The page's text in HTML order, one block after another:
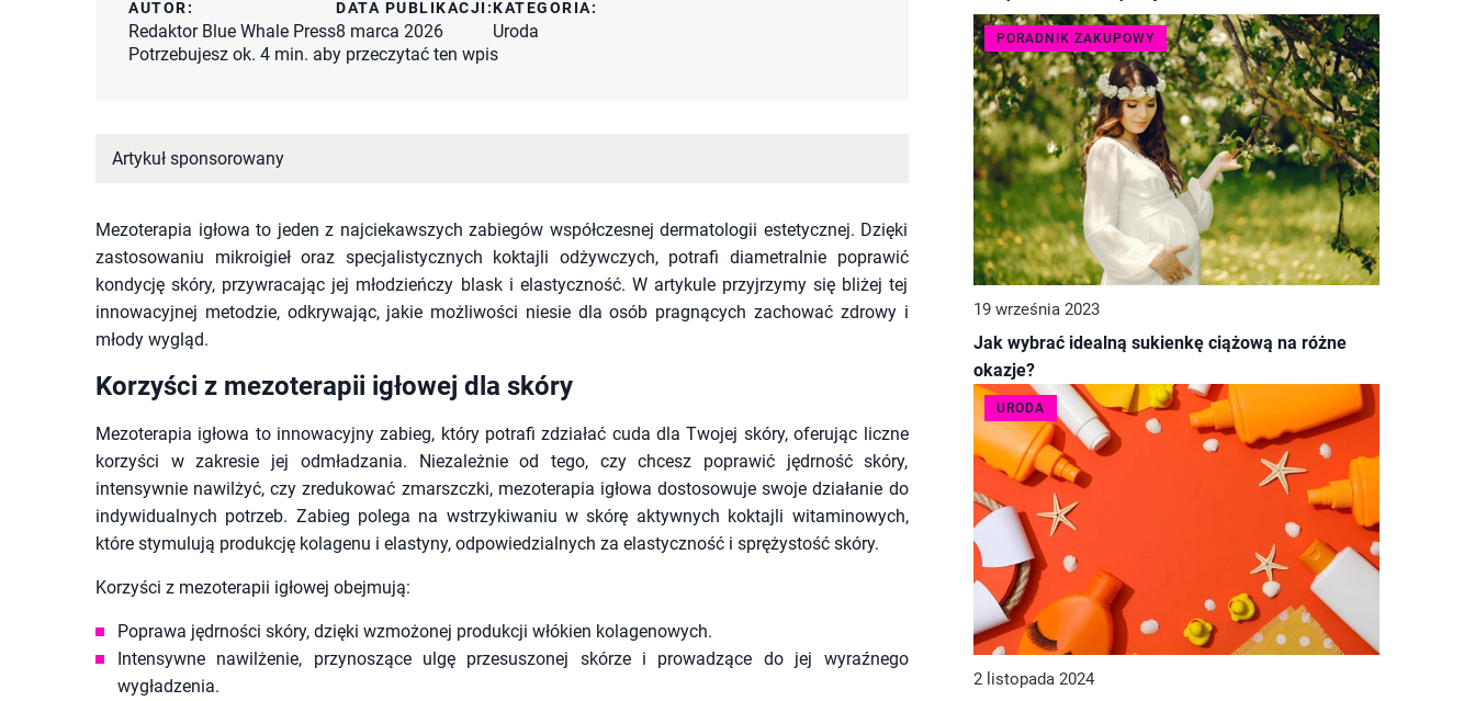
AUTOR:
Redaktor Blue Whale Press
DATA PUBLIKACJI:
8 marca 2026
KATEGORIA:
Uroda
Potrzebujesz ok. 4 min. aby przeczytać ten wpis
Artykuł sponsorowany
Mezoterapia igłowa to jeden z najciekawszych zabiegów współczesnej dermatologii estetycznej. Dzięki
zastosowaniu mikroigieł oraz specjalistycznych koktajli odżywczych, potrafi diametralnie poprawić
kondycję skóry, przywracając jej młodzieńczy blask i elastyczność. W artykule przyjrzymy się bliżej tej
innowacyjnej metodzie, odkrywając, jakie możliwości niesie dla osób pragnących zachować zdrowy i
młody wygląd.
Korzyści z mezoterapii igłowej dla skóry
Mezoterapia igłowa to innowacyjny zabieg, który potrafi zdziałać cuda dla Twojej skóry, oferując liczne
korzyści w zakresie jej odmładzania. Niezależnie od tego, czy chcesz poprawić jędrność skóry,
intensywnie nawilżyć, czy zredukować zmarszczki, mezoterapia igłowa dostosowuje swoje działanie do
indywidualnych potrzeb. Zabieg polega na wstrzykiwaniu w skórę aktywnych koktajli witaminowych,
które stymulują produkcję kolagenu i elastyny, odpowiedzialnych za elastyczność i sprężystość skóry.
Korzyści z mezoterapii igłowej obejmują:
Poprawa jędrności skóry, dzięki wzmożonej produkcji włókien kolagenowych.
Intensywne nawilżenie, przynoszące ulgę przesuszonej skórze i prowadzące do jej wyraźnego
wygładzenia.
PORADNIK ZAKUPOWY
19 września 2023
Jak wybrać idealną sukienkę ciążową na różne
okazje?
URODA
2 listopada 2024